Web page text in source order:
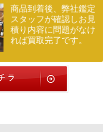
商品到着後、弊社鑑定
スタッフが確認しお見
積り内容に問題がなけ
れば買取完了です。